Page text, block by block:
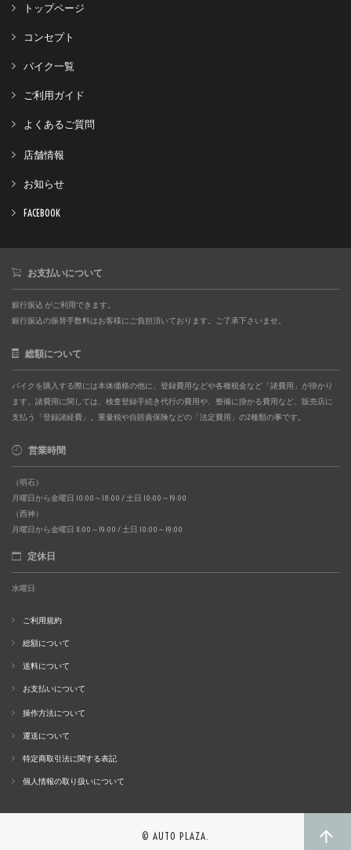
トップページ
コンセプト
バイク一覧
ご利用ガイド
よくあるご質問
店舗情報
お知らせ
FACEBOOK
お支払いについて
銀行振込 がご利用できます。
銀行振込の振替手数料はお客様にご負担頂いております。ご了承下さいませ。
総額について
バイクを購入する際には本体価格の他に、登録費用などや各種税金など「諸費用」が掛かり
ます。諸費用に関しては、検査登録手続き代行の費用や、整備に掛かる費用など、販売店に
支払う「登録諸経費」。重量税や自賠責保険などの「法定費用」の2種類の事です。
営業時間
（明石）
月曜日から金曜日 10:00～18:00 / 土日 10:00～19:00
（西神）
月曜日から金曜日 11:00～19:00 / 土日 10:00～19:00
定休日
水曜日
ご利用規約
総額について
送料について
お支払いについて
操作方法について
運送について
特定商取引法に関する表記
個人情報の取り扱いについて
© AUTO PLAZA.